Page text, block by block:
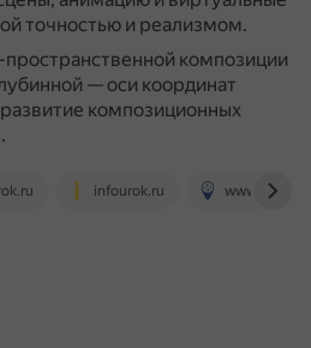
точностью и реализмом.
композиции
— оси координат
композиционных
infourok.ru